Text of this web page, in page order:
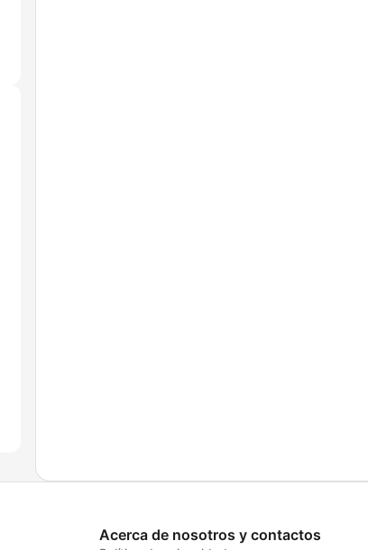
Acerca de nosotros y contactos